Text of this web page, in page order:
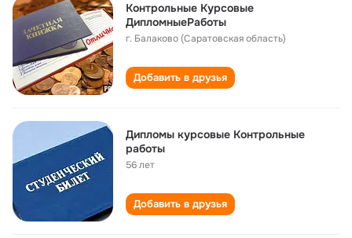
Контрольные Курсовые
ДипломныеРаботы
г. Балаково (Саратовская область)
Добавить в друзья
Дипломы курсовые Контрольные
работы
56 лет
Добавить в друзья